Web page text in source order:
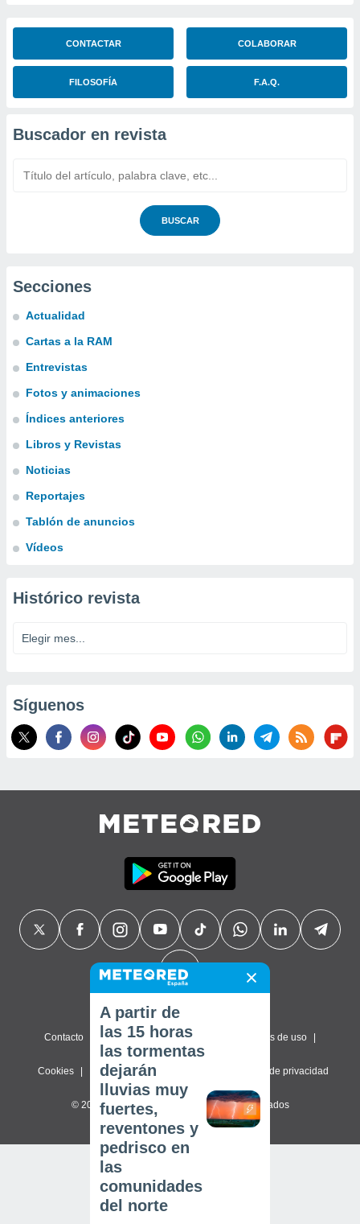
CONTACTAR COLABORAR
FILOSOFÍA F.A.Q.
Buscador en revista
BUSCAR
Secciones
Actualidad
Cartas a la RAM
Entrevistas
Fotos y animaciones
Índices anteriores
Libros y Revistas
Noticias
Reportajes
Tablón de anuncios
Vídeos
Histórico revista
Síguenos
Contacto Sobre nosotros Términos de uso
Cookies Política de privacidad Configuración de privacidad
© 2026 Meteored. Todos los derechos reservados
A partir de
las 15 horas
las tormentas
dejarán
lluvias muy
fuertes,
reventones y
pedrisco en
las
comunidades
del norte